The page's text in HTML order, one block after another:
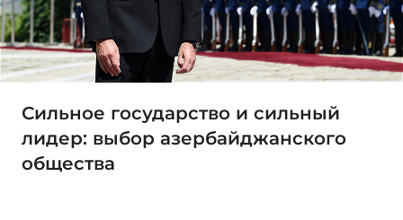
Сильное государство и сильный
лидер: выбор азербайджанского
общества